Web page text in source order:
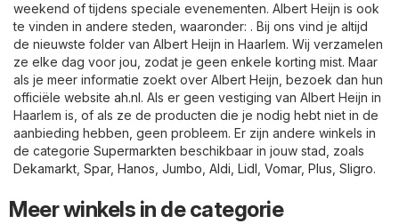
weekend of tijdens speciale evenementen. Albert Heijn is ook
te vinden in andere steden, waaronder: . Bij ons vind je altijd
de nieuwste folder van Albert Heijn in Haarlem. Wij verzamelen
ze elke dag voor jou, zodat je geen enkele korting mist. Maar
als je meer informatie zoekt over Albert Heijn, bezoek dan hun
officiële website ah.nl. Als er geen vestiging van Albert Heijn in
Haarlem is, of als ze de producten die je nodig hebt niet in de
aanbieding hebben, geen probleem. Er zijn andere winkels in
de categorie Supermarkten beschikbaar in jouw stad, zoals
Dekamarkt Spar, Hanos Jumbo Aldi Lidl Vomar, Plus Sligro.
Meer winkels in de categorie